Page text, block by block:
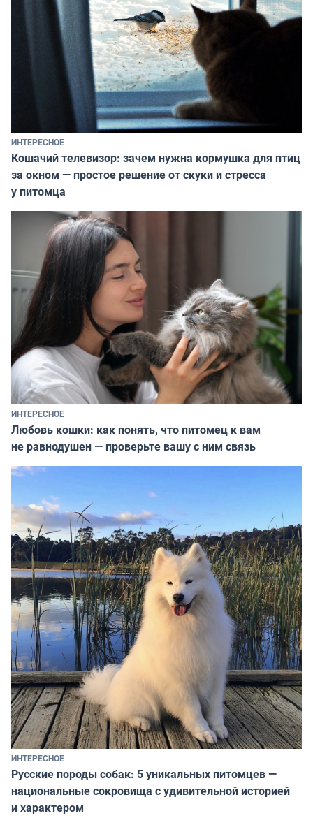
ИНТЕРЕСНОЕ
Кошачий телевизор: зачем нужна кормушка для птиц
за окном — простое решение от скуки и стресса
у питомца
ИНТЕРЕСНОЕ
Любовь кошки: как понять, что питомец к вам
не равнодушен — проверьте вашу с ним связь
ИНТЕРЕСНОЕ
Русские породы собак: 5 уникальных питомцев —
национальные сокровища с удивительной историей
и характером